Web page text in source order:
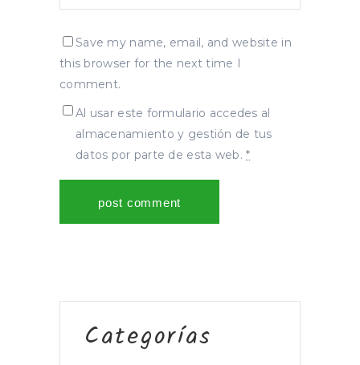
Save my name, email, and website in
this browser for the next time I
comment.
Al usar este formulario accedes al
almacenamiento y gestión de tus
datos por parte de esta web.*
Categorías